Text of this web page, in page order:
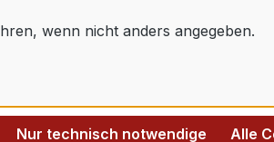
wenn nicht anders angegeben.
Nur technisch notwendige Alle